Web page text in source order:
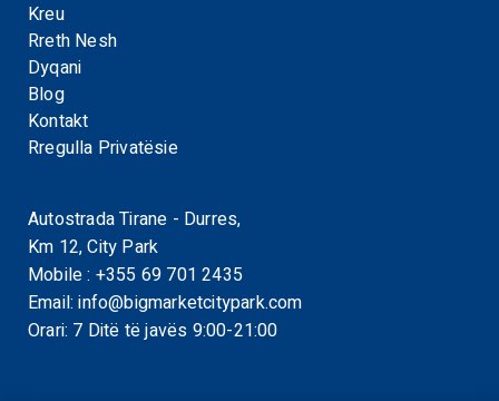
Kreu
Rreth Nesh
Dyqani
Blog
Kontakt
Rregulla Privatësie
Autostrada Tirane - Durres,
Km 12, City Park
Mobile : +355 69 701 2435
Email:info@bigmarketcitypark.com
Orari: 7 Ditë të javës 9:00-21:00